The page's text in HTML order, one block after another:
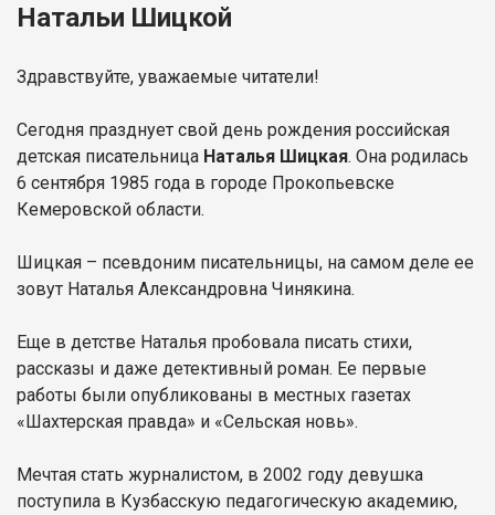
Натальи Шицкой
Здравствуйте, уважаемые читатели!
Сегодня празднует свой день рождения российская
детская писательница Наталья Шицкая. Она родилась
6 сентября 1985 года в городе Прокопьевске
Кемеровской области.
Шицкая – псевдоним писательницы, на самом деле ее
зовут Наталья Александровна Чинякина.
Еще в детстве Наталья пробовала писать стихи,
рассказы и даже детективный роман. Ее первые
работы были опубликованы в местных газетах
«Шахтерская правда» и «Сельская новь».
Мечтая стать журналистом, в 2002 году девушка
поступила в Кузбасскую педагогическую академию,